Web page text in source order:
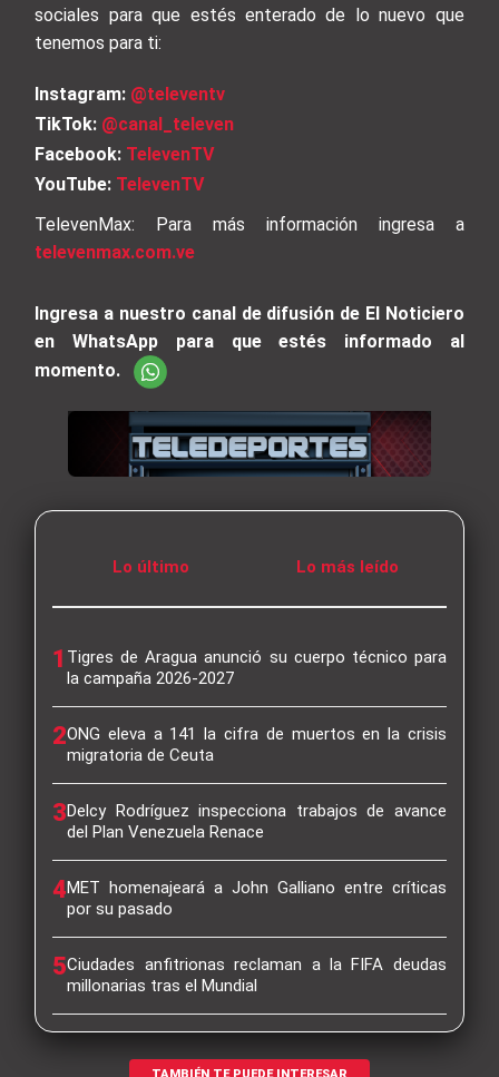
sociales para que estés enterado de lo nuevo que
tenemos para ti:
Instagram: @televentv
TikTok: @canal_televen
Facebook: TelevenTV
YouTube: TelevenTV
TelevenMax: Para más información ingresa a
televenmax.com.ve
Ingresa a nuestro canal de difusión de El Noticiero
en WhatsApp para que estés informado al
momento.
Lo último Lo más leído
1 Tigres de Aragua anunció su cuerpo técnico para
la campaña 2026-2027
2ONG eleva a 141 la cifra de muertos en la crisis
migratoria de Ceuta
3Delcy Rodríguez inspecciona trabajos de avance
del Plan Venezuela Renace
4MET homenajeará a John Galliano entre críticas
por su pasado
5Ciudades anfitrionas reclaman a la FIFA deudas
millonarias tras el Mundial